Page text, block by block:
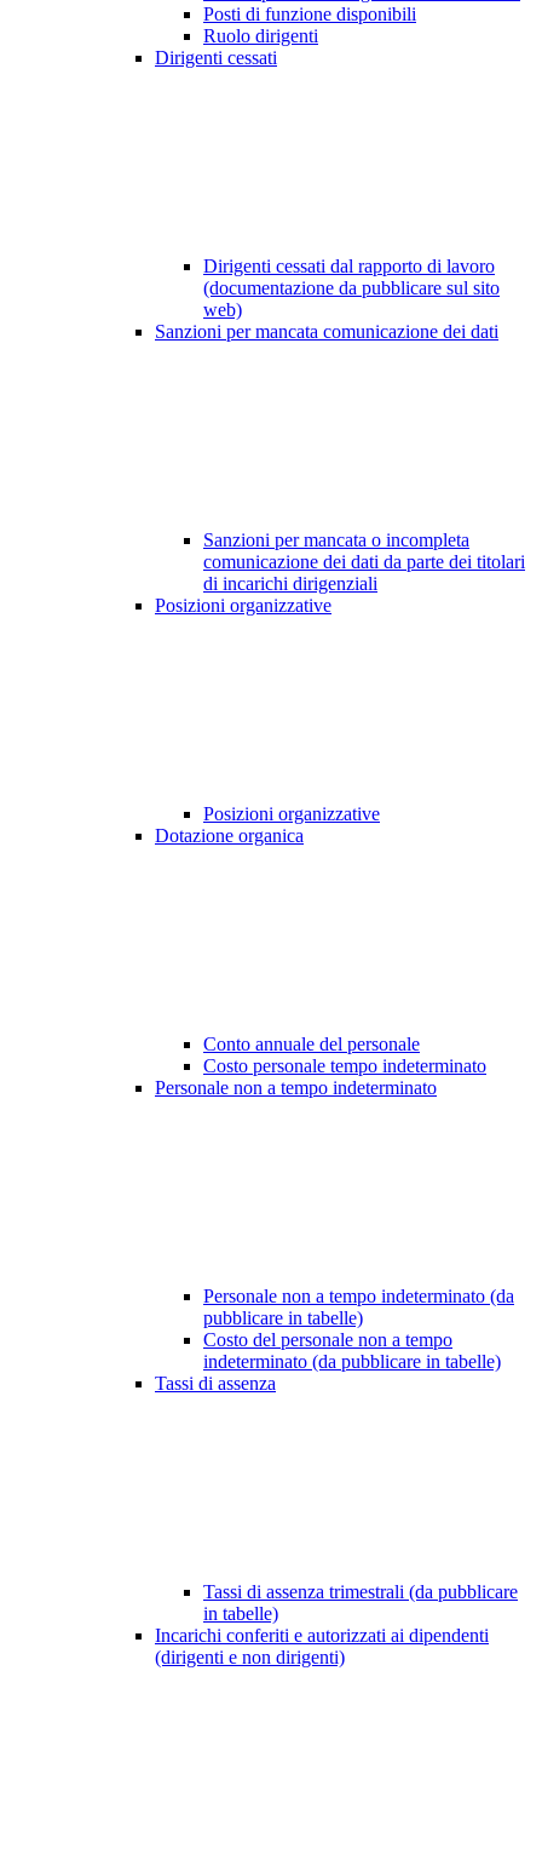
Posti di funzione disponibili
Ruolo dirigenti
Dirigenti cessati
Dirigenti cessati dal rapporto di lavoro
(documentazione da pubblicare sul sito
web)
Sanzioni per mancata comunicazione dei dati
Sanzioni per mancata o incompleta
comunicazione dei dati da parte dei titolari
di incarichi dirigenziali
Posizioni organizzative
Posizioni organizzative
Dotazione organica
Conto annuale del personale
Costo personale tempo indeterminato
Personale non a tempo indeterminato
Personale non a tempo indeterminato (da
pubblicare in tabelle)
Costo del personale non a tempo
indeterminato (da pubblicare in tabelle)
Tassi di assenza
Tassi di assenza trimestrali (da pubblicare
in tabelle)
Incarichi conferiti e autorizzati ai dipendenti
(dirigenti e non dirigenti)